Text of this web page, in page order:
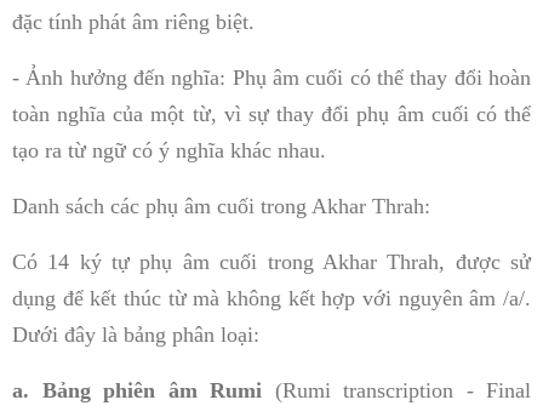
đặc tính phát âm riêng biệt.
- Ảnh hưởng đến nghĩa: Phụ âm cuối có thể thay đổi hoàn
toàn nghĩa của một từ, vì sự thay đổi phụ âm cuối có thể
tạo ra từ ngữ có ý nghĩa khác nhau.
Danh sách các phụ âm cuối trong Akhar Thrah:
Có 14 ký tự phụ âm cuối trong Akhar Thrah, được sử
dụng để kết thúc từ mà không kết hợp với nguyên âm /a/.
Dưới đây là bảng phân loại:
a. Bảng phiên âm Rumi (Rumi transcription - Final